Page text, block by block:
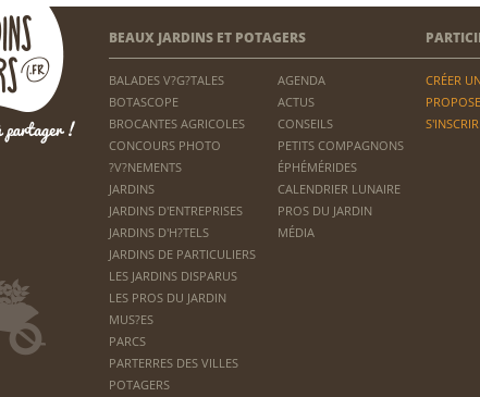
BEAUX JARDINS ET POTAGERS
BALADES V?G?TALES
BOTASCOPE
BROCANTES AGRICOLES
CONCOURS PHOTO
?V?NEMENTS
JARDINS
JARDINS D'ENTREPRISES
JARDINS D'H?TELS
JARDINS DE PARTICULIERS
LES JARDINS DISPARUS
LES PROS DU JARDIN
MUS?ES
PARCS
PARTERRES DES VILLES
POTAGERS
AGENDA
ACTUS
CONSEILS
PETITS COMPAGNONS
ÉPHÉMÉRIDES
CALENDRIER LUNAIRE
PROS DU JARDIN
MÉDIA
CRÉER